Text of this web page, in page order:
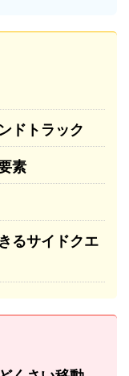
ドトラック
素
るサイドクエ